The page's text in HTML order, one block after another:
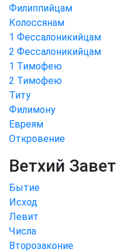
Филиппийцам
Колоссянам
1 Фессалоникийцам
2 Фессалоникийцам
1 Тимофею
2 Тимофею
Титу
Филимону
Евреям
Откровение
Ветхий Завет
Бытие
Исход
Левит
Числа
Второзаконие